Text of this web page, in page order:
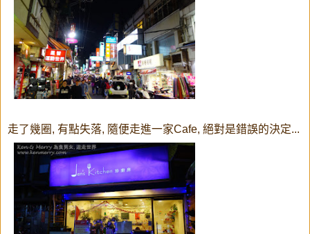
走了幾圈, 有點失落, 隨便走進一家Cafe, 絕對是錯誤的決定...